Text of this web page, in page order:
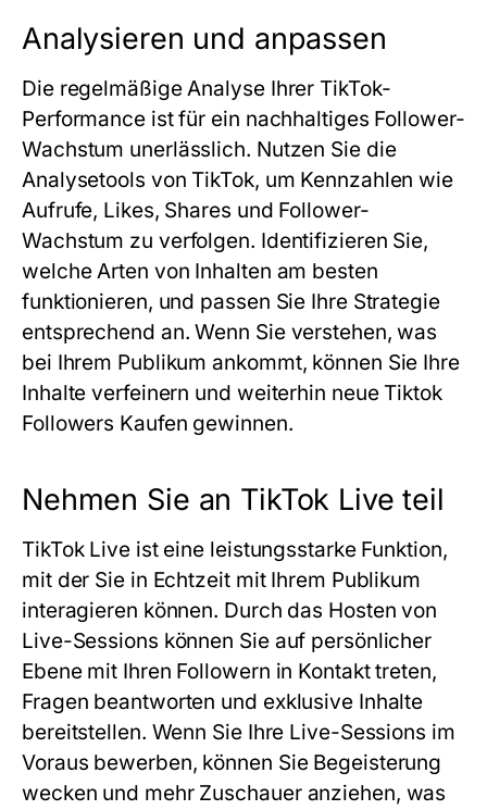
Analysieren und anpassen
Die regelmäßige Analyse Ihrer TikTok-
Performance ist für ein nachhaltiges Follower-
Wachstum unerlässlich. Nutzen Sie die
Analysetools von TikTok, um Kennzahlen wie
Aufrufe, Likes, Shares und Follower-
Wachstum zu verfolgen. Identifizieren Sie,
welche Arten von Inhalten am besten
funktionieren, und passen Sie Ihre Strategie
entsprechend an. Wenn Sie verstehen, was
bei Ihrem Publikum ankommt, können Sie Ihre
Inhalte verfeinern und weiterhin neue Tiktok
Followers Kaufen gewinnen.
Nehmen Sie an TikTok Live teil
TikTok Live ist eine leistungsstarke Funktion,
mit der Sie in Echtzeit mit Ihrem Publikum
interagieren können. Durch das Hosten von
Live-Sessions können Sie auf persönlicher
Ebene mit Ihren Followern in Kontakt treten,
Fragen beantworten und exklusive Inhalte
bereitstellen. Wenn Sie Ihre Live-Sessions im
Voraus bewerben, können Sie Begeisterung
wecken und mehr Zuschauer anziehen, was